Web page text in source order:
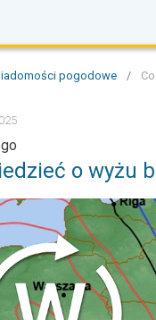
pogodowe /
o wyżu